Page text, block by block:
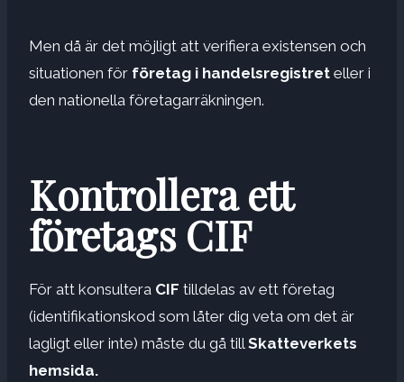
Men då är det möjligt att verifiera existensen och
situationen för företag i handelsregistret eller i
den nationella företagarräkningen.
Kontrollera ett
företags CIF
För att konsultera CIF tilldelas av ett företag
(identifikationskod som låter dig veta om det är
lagligt eller inte) måste du gå till Skatteverkets
hemsida.